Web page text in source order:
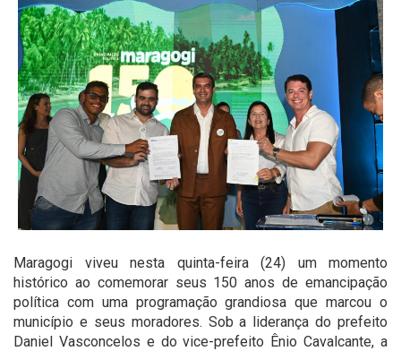
Maragogi viveu nesta quinta-feira (24) um momento
histórico ao comemorar seus 150 anos de emancipação
política com uma programação grandiosa que marcou o
município e seus moradores. Sob a liderança do prefeito
Daniel Vasconcelos e do vice-prefeito Ênio Cavalcante, a